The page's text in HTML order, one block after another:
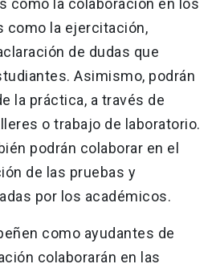
como la colaboración en los
como la ejercitación,
de dudas que
Asimismo, podrán
la práctica, a través de
o trabajo de laboratorio.
podrán colaborar en el
de las pruebas y
por los académicos.
como ayudantes de
colaborarán en las